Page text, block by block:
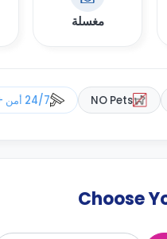
مغسلة
NO Pets 24/7 أمن + كاميرات مراقبة
Choose